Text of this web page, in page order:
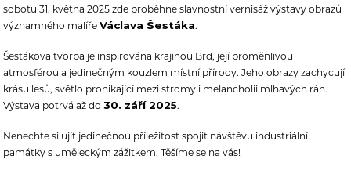
sobotu 31. května 2025 zde proběhne slavnostní vernisáž výstavy obrazů
významného malířeVáclava Šestáka.
Šestákova tvorba je inspirována krajinou Brd, její proměnlivou
atmosférou a jedinečným kouzlem místní přírody. Jeho obrazy zachycují
krásu lesů, světlo pronikající mezi stromy i melancholii mlhavých rán.
Výstava potrvá až do30. září 2025.
Nenechte si ujít jedinečnou příležitost spojit návštěvu industriální
památky s uměleckým zážitkem. Těšíme se na vás!